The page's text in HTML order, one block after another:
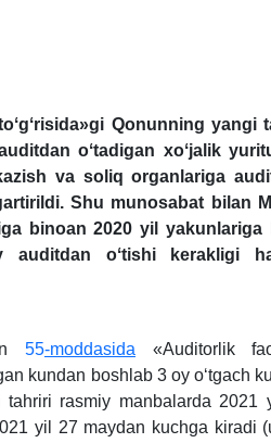
Qonunning yangi
oʻtadigan хoʻjalik
va soliq organlariga
Shu munosabat bilan
binoan 2020 yil yakunlariga
auditdan oʻtishi kerakligi
55-moddasida «Auditorlik
kundan boshlab 3 oy oʻtgach
tahriri rasmiy manbalarda 2021
yil 27 maydan kuchga kiradi